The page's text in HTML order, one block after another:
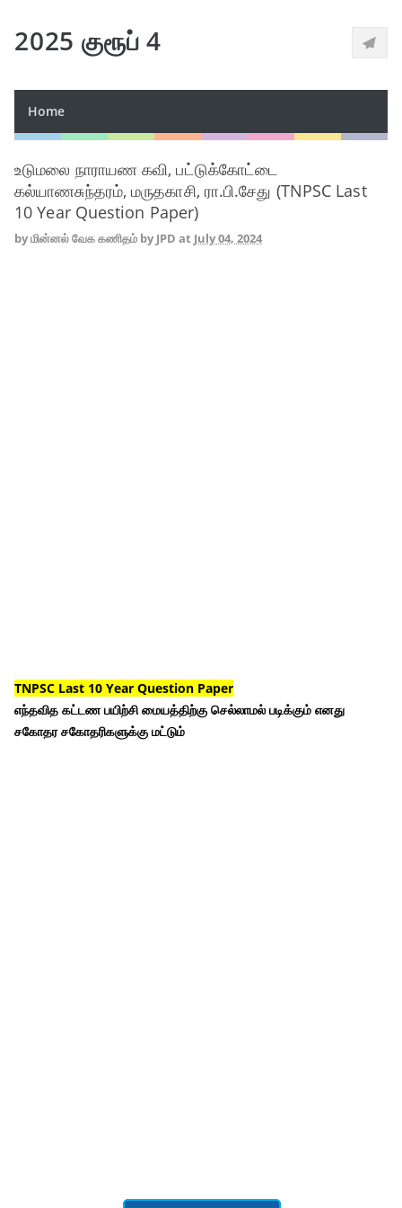
2025 குரூப் 4
Home
உடுமலை நாராயண கவி, பட்டுக்கோட்டை
கல்யாணசுந்தரம், மருதகாசி, ரா.பி.சேது (TNPSC Last
10 Year Question Paper)
byமின்னல் வேக கணிதம் by JPD at July 04, 2024
TNPSC Last 10 Year Question Paper
எந்தவித கட்டண பயிற்சி மையத்திற்கு செல்லாமல் படிக்கும் எனது
சகோதர சகோதரிகளுக்கு மட்டும்